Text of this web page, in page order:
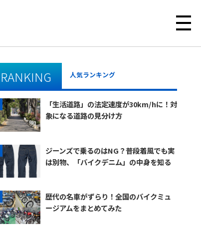
RANKING 人気ランキング
「生活道路」の法定速度が30km/hに！対
象になる道路の見分け方
ジーンズで乗るのはNG？普段着風でも実
は別物、「バイクデニム」の中身を知る
歴代の名車がずらり！全国のバイクミュ
ージアムをまとめてみた